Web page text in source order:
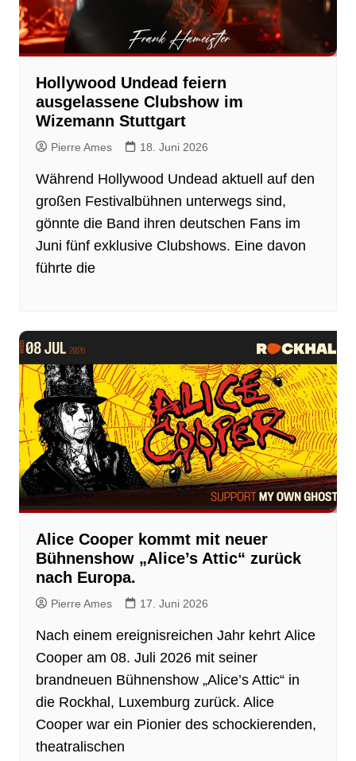
Hollywood Undead feiern
ausgelassene Clubshow im
Wizemann Stuttgart
Pierre Ames 18. Juni 2026
Während Hollywood Undead aktuell auf den
großen Festivalbühnen unterwegs sind,
gönnte die Band ihren deutschen Fans im
Juni fünf exklusive Clubshows. Eine davon
führte die
Alice Cooper kommt mit neuer
Bühnenshow „Alice’s Attic“ zurück
nach Europa.
Pierre Ames 17. Juni 2026
Nach einem ereignisreichen Jahr kehrt Alice
Cooper am 08. Juli 2026 mit seiner
brandneuen Bühnenshow „Alice’s Attic“ in
die Rockhal, Luxemburg zurück. Alice
Cooper war ein Pionier des schockierenden,
theatralischen